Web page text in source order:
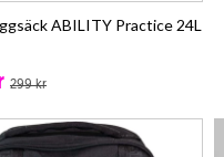
ABILITY Practice 24L
299 kr